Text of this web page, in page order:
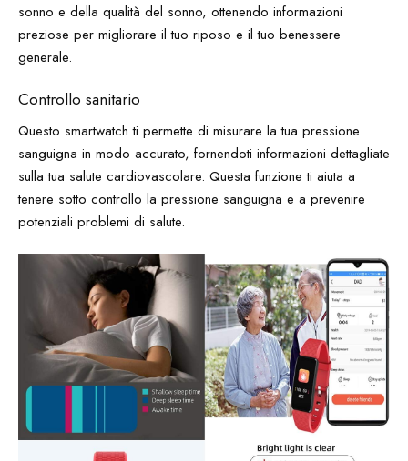
sonno e della qualità del sonno, ottenendo informazioni
preziose per migliorare il tuo riposo e il tuo benessere
generale.
Controllo sanitario
Questo smartwatch ti permette di misurare la tua pressione
sanguigna in modo accurato, fornendoti informazioni dettagliate
sulla tua salute cardiovascolare. Questa funzione ti aiuta a
tenere sotto controllo la pressione sanguigna e a prevenire
potenziali problemi di salute.